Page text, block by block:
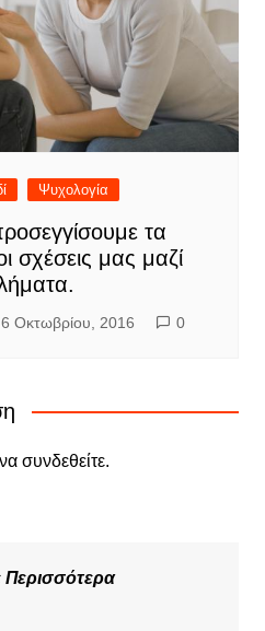
Ψυχολογία
τα
σχέσεις μας μαζί
6 Οκτωβρίου, 2016 0
συνδεθείτε.
Περισσότερα